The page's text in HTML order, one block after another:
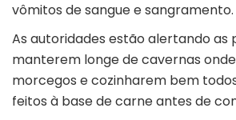
vômitos de sangue e sangramento.
As autoridades estão alertando as
manterem longe de cavernas
morcegos e cozinharem bem
feitos à base de carne antes de